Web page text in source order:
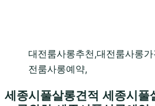
대전룸사롱추천,대전룸사롱
전룸사롱예약,
세종시풀살롱견적 세종시풀